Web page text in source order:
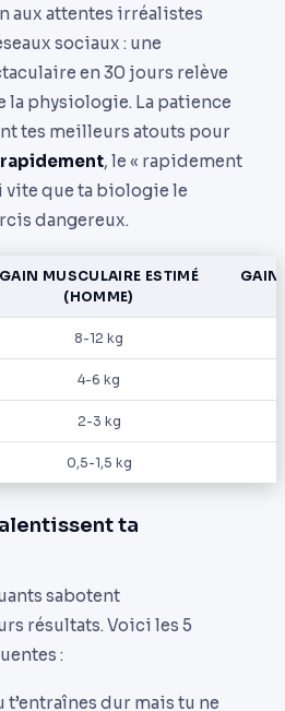
aux attentes irréalistes
sociaux : une
en 30 jours relève
la physiologie. La patience
tes meilleurs atouts pour
, le « rapidement
vite que ta biologie le
dangereux.
GAIN MUSCULAIRE ESTIMÉ
(HOMME)
GAIN
8-12 kg
4-6 kg
2-3 kg
0,5-1,5 kg
ta
sabotent
résultats. Voici les 5
:
t’entraînes dur mais tu ne